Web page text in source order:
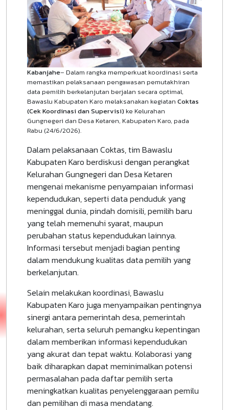
Kabanjahe– Dalam rangka memperkuat koordinasi serta
memastikan pelaksanaan pengawasan pemutakhiran
data pemilih berkelanjutan berjalan secara optimal,
Bawaslu Kabupaten Karo melaksanakan kegiatan Coktas
(Cek Koordinasi dan Supervisi) ke Kelurahan
Gungnegeri dan Desa Ketaren, Kabupaten Karo, pada
Rabu (24/6/2026).
Dalam pelaksanaan Coktas, tim Bawaslu
Kabupaten Karo berdiskusi dengan perangkat
Kelurahan Gungnegeri dan Desa Ketaren
mengenai mekanisme penyampaian informasi
kependudukan, seperti data penduduk yang
meninggal dunia, pindah domisili, pemilih baru
yang telah memenuhi syarat, maupun
perubahan status kependudukan lainnya.
Informasi tersebut menjadi bagian penting
dalam mendukung kualitas data pemilih yang
berkelanjutan.
Selain melakukan koordinasi, Bawaslu
Kabupaten Karo juga menyampaikan pentingnya
sinergi antara pemerintah desa, pemerintah
kelurahan, serta seluruh pemangku kepentingan
dalam memberikan informasi kependudukan
yang akurat dan tepat waktu. Kolaborasi yang
baik diharapkan dapat meminimalkan potensi
permasalahan pada daftar pemilih serta
meningkatkan kualitas penyelenggaraan pemilu
dan pemilihan di masa mendatang.